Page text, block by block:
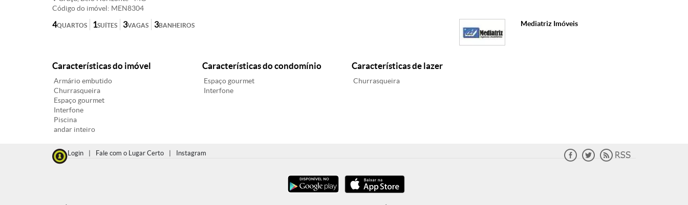
Código do imóvel: MEN8304
QUARTOS
4 SUÍTES
1 VAGAS
3 BANHEIROS
3 Mediatriz Imóveis
Características do imóvel
Armário embutido
Churrasqueira
Espaço gourmet
Interfone
Piscina
andar inteiro
Características do condomínio
Espaço gourmet
Interfone
Características de lazer
Churrasqueira
Login | Fale com o Lugar Certo | Instagram